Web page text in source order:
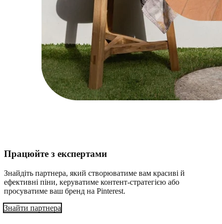
Працюйте з експертами
Знайдіть партнера, який створюватиме вам красиві й
ефективні піни, керуватиме контент-стратегією або
просуватиме ваш бренд на Pinterest.
Знайти партнера